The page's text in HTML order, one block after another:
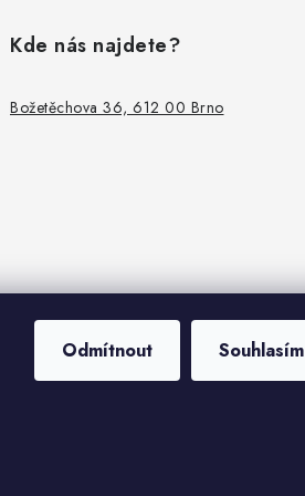
Odmítnout Souhlasím
Kde nás najdete?
Božetěchova 36, 612 00 Brno